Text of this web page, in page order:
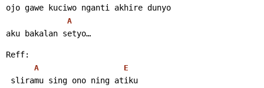
ojo gawe kuciwo nganti akhire dunyo
A
aku bakalan setyo…
Reff:
A E
sliramu sing ono ning atiku